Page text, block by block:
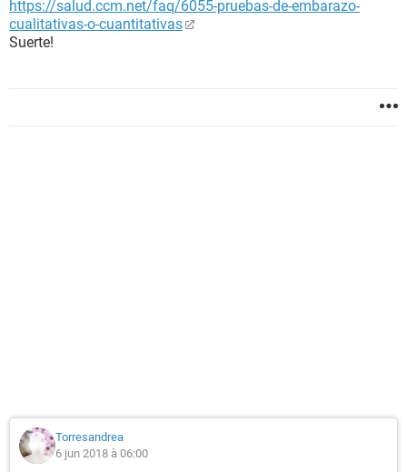
https://salud.ccm.net/faq/6055-pruebas-de-embarazo-
cualitativas-o-cuantitativas
Suerte!
Torresandrea
6 jun 2018 à 06:00